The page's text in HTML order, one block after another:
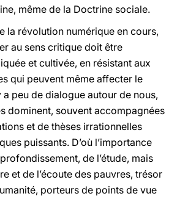
même de la Doctrine sociale.
la révolution numérique en cours,
au sens critique doit être
et cultivée, en résistant aux
qui peuvent même affecter le
peu de dialogue autour de nous,
dominent, souvent accompagnées
et de thèses irrationnelles
puissants. D’où l’importance
de l’étude, mais
et de l’écoute des pauvres, trésor
porteurs de points de vue